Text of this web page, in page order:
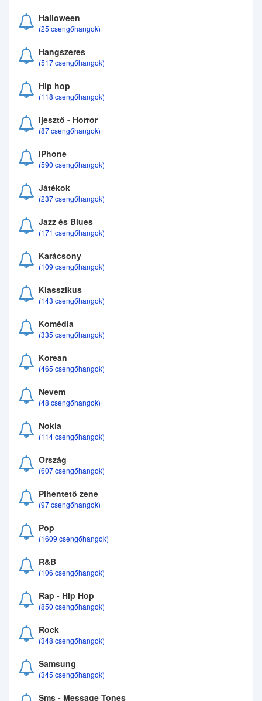
Halloween
(25 csengőhangok)
Hangszeres
(517 csengőhangok)
Hip hop
(118 csengőhangok)
Ijesztő - Horror
(87 csengőhangok)
iPhone
(590 csengőhangok)
Játékok
(237 csengőhangok)
Jazz és Blues
(171 csengőhangok)
Karácsony
(109 csengőhangok)
Klasszikus
(143 csengőhangok)
Komédia
(335 csengőhangok)
Korean
(465 csengőhangok)
Nevem
(48 csengőhangok)
Nokia
(114 csengőhangok)
Ország
(607 csengőhangok)
Pihentető zene
(97 csengőhangok)
Pop
(1609 csengőhangok)
R&B
(106 csengőhangok)
Rap - Hip Hop
(850 csengőhangok)
Rock
(348 csengőhangok)
Samsung
(345 csengőhangok)
Sms - Message Tones